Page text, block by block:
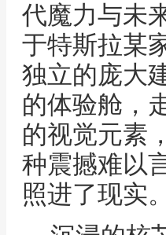
代魔力与未
于特斯拉某
独立的庞大
的体验舱，
的视觉元素
种震撼难以
照进了现实。